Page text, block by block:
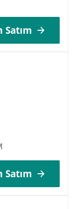
Satım
Satım